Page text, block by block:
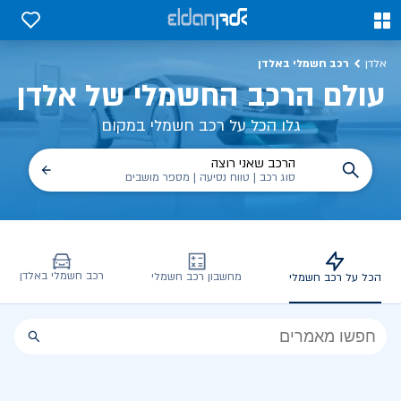
0
0
אלדן רכב חשמלי באלדן
עולם הרכב החשמלי של אלדן
גלו הכל על רכב חשמלי במקום
הרכב שאני רוצה
סוג רכב | טווח נסיעה | מספר מושבים
הכל על רכב חשמלי מחשבון רכב חשמלי רכב חשמלי באלדן
הכל
הכל על רכב חשמלי, שימושים, טכנולוגיה וכל מה שכדי לדעת | אלדן